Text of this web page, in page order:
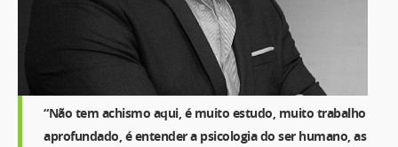
“Não tem achismo aqui, é muito estudo, muito trabalho
aprofundado, é entender a psicologia do ser humano, as